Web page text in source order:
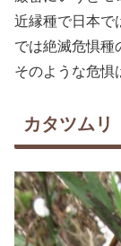
近縁種で日本で
では絶滅危惧種
そのような危惧
カタツムリ